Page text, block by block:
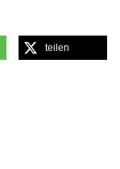
teilen